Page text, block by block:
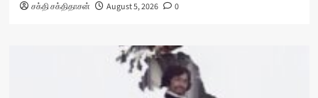
சக்தி சக்திதாசன் August 5, 2026 0